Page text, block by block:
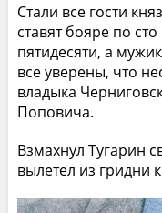
Стали все гости
ставят бояре по
пятидесяти, а
все уверены, что
владыка
Поповича.
Взмахнул Тугарин
вылетел из гридни